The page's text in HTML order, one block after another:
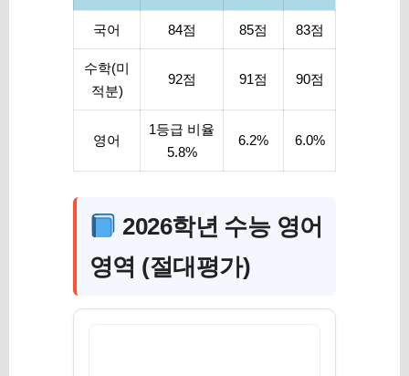
국어 84점 85점 83점
수학(미
적분)
92점 91점 90점
영어
1등급 비율
5.8%
6.2% 6.0%
2026학년 수능 영어
영역 (절대평가)